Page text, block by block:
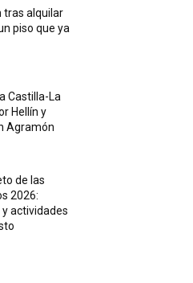
tras alquilar
piso que ya
Castilla-La
Hellín y
Agramón
de las
2026:
actividades